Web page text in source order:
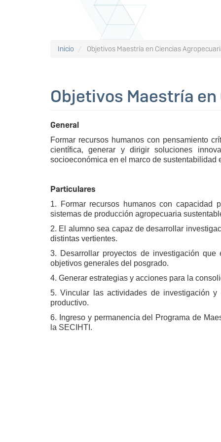
Inicio Objetivos Maestría en Ciencias
Objetivos Maestría
General
Formar recursos humanos con pensamiento
científica, generar y dirigir soluciones
socioeconómica en el marco de
Particulares
1. Formar recursos humanos con capacidad
sistemas de producción agropecuaria
2. El alumno sea capaz de desarrollar
distintas vertientes.
3. Desarrollar proyectos de investigación
objetivos generales del posgrado.
4. Generar estrategias y acciones para la
5. Vincular las actividades de investigación
productivo.
6. Ingreso y permanencia del Programa de
la SECIHTI.